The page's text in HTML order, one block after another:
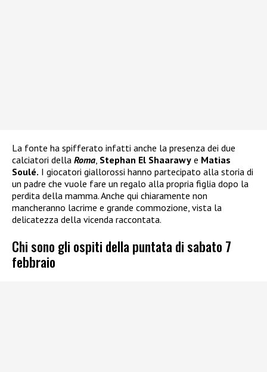
La fonte ha spifferato infatti anche la presenza dei due
calciatori della Roma, Stephan El Shaarawy e Matias
Soulé. I giocatori giallorossi hanno partecipato alla storia di
un padre che vuole fare un regalo alla propria figlia dopo la
perdita della mamma. Anche qui chiaramente non
mancheranno lacrime e grande commozione, vista la
delicatezza della vicenda raccontata.
Chi sono gli ospiti della puntata di sabato 7
febbraio